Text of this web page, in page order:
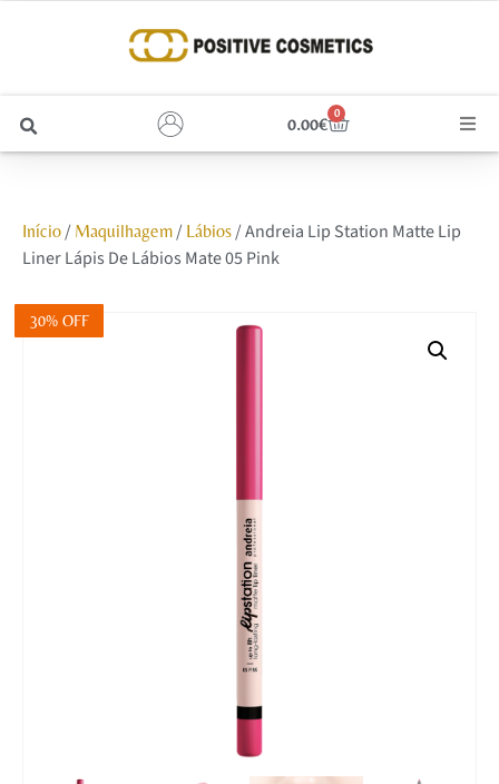
0.00€
0
Unhas
Início/ Maquilhagem/ Lábios/ Andreia Lip Station Matte Lip
Liner Lápis De Lábios Mate 05 Pink
30% OFF